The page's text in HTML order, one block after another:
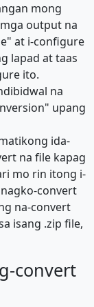
mong
output na
at i-configure
lapad at taas
ito.
na
upang
ida-
na file kapag
mo rin itong i-
convert
na-convert
isang .zip file,
convert